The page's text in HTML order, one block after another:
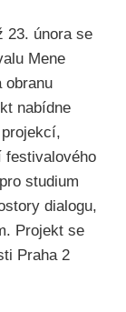
23. února se
Mene
obranu
nabídne
festivalového
studium
dialogu,
Projekt se
Praha 2